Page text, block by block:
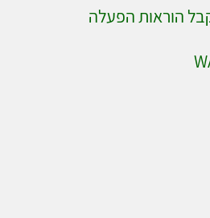
הוראות הפעלה